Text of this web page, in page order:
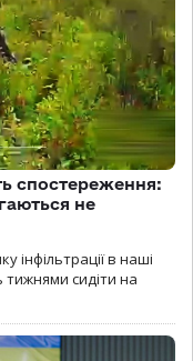
спостереження:
не
в наші
тижнями сидіти на